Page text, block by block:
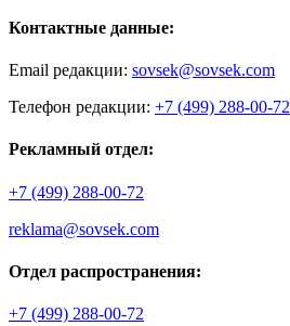
Контактные данные:
Email редакции: sovsek@sovsek.com
Телефон редакции: +7 (499) 288-00-72
Рекламный отдел:
+7 (499) 288-00-72
reklama@sovsek.com
Отдел распространения:
+7 (499) 288-00-72